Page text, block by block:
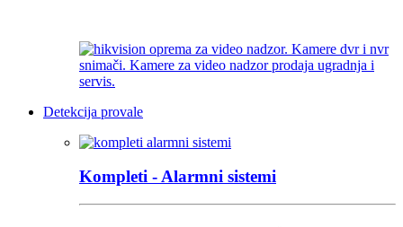
Detekcija provale
Kompleti - Alarmni sistemi